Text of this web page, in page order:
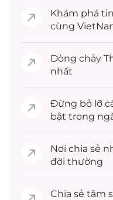
Khám phá
cùng
Dòng chảy
nhất
Đừng bỏ lỡ
bật trong
Nơi chia sẻ
đời thường
Chia sẻ tâm